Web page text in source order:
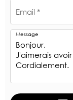
Email *
Message